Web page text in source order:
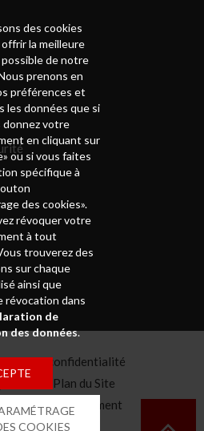
de confidentialité
Plan du Site
d'approvisionnement
de pension
des cookies
la meilleure
de notre
prenons en
préférences et
les données que si
donnez votre
en cliquant sur
ou si vous faites
spécifique à
des cookies».
révoquer votre
à tout
trouverez des
sur chaque
ainsi que
révocation dans
de
des données.
COOKIES